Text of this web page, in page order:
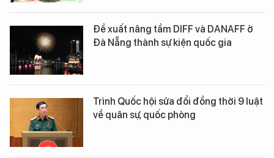
Đề xuất nâng tầm DIFF và DANAFF ở
Đà Nẵng thành sự kiện quốc gia
Trình Quốc hội sửa đổi đồng thời 9 luật
về quân sự, quốc phòng